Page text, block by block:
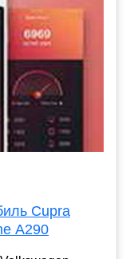
Cupra
A290